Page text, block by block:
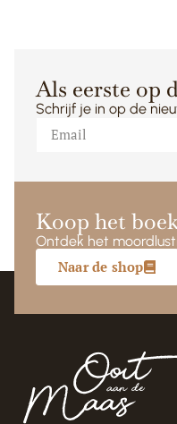
Als eerste op
Schrijf je in op de
Koop het
Ontdek het
Naar de shop